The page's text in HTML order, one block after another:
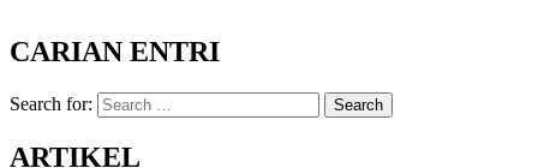
CARIAN ENTRI
Search for: Search
ARTIKEL